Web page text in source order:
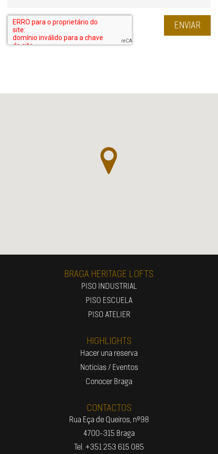
ENVIAR
BRAGA HERITAGE LOFTS
PISO INDUSTRIAL
PISO ESCUELA
PISO ATELIER
HIGHLIGHTS
Hacer una reserva
Noticias / Eventos
Conocer Braga
CONTACTOS
Rua Eça de Queiros, nº98
4700-315 Braga
Tel. +351 253 615 085